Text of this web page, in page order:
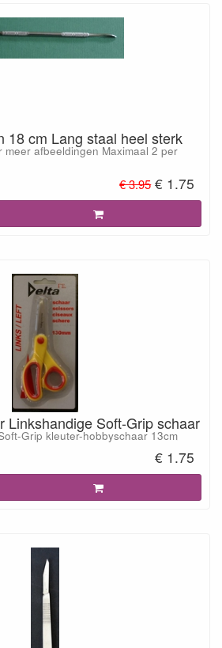
18 cm Lang staal heel sterk
meer afbeeldingen Maximaal 2 per
€ 3.95 € 1.75
Linkshandige Soft-Grip schaar
Grip kleuter-hobbyschaar 13cm
€ 1.75